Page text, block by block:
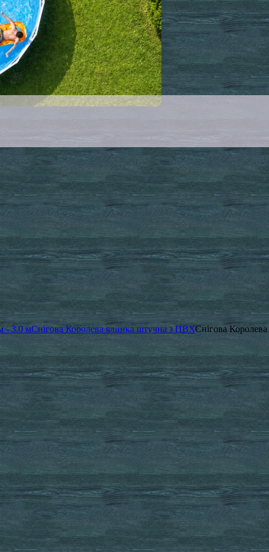
- 3.0 мСнігова Королева ялинка штучна з ПВХСнігова Королева